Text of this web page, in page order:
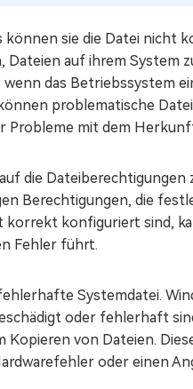
sie die Datei nicht
auf ihrem System
das Betriebssystem
problematische
Probleme mit dem
die
Berechtigungen, die
korrekt konfiguriert sind,
Fehler führt.
Systemdatei.
oder fehlerhaft
Kopieren von Dateien.
oder einen